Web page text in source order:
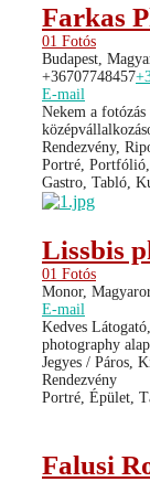
Farkas
01 Fotós
Budapest,
+36707748457
E-mail
Nekem a
Rendezvény,
Portré,
Gastro, Tabló,
Lissbis
01 Fotós
Monor,
E-mail
Kedves
photography
Jegyes / Páros,
Rendezvény
Portré, Épület,
Falusi